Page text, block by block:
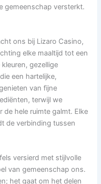
gemeenschap versterkt.
ons bij Lizaro Casino,
elke maaltijd tot een
gezellige
een hartelijke,
van fijne
terwijl we
de hele ruimte galmt. Elke
de verbinding tussen
versierd met stijlvolle
van gemeenschap ons.
het gaat om het delen